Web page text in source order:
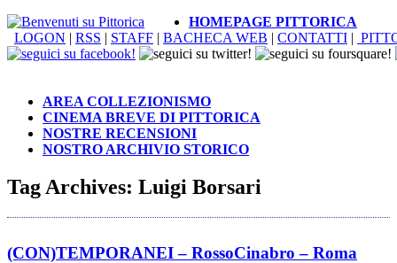
LOGON | RSS | STAFF | BACHECA WEB | CONTATTI |
HOMEPAGE PITTORICA
AREA COLLEZIONISMO
CINEMA BREVE DI PITTORICA
NOSTRE RECENSIONI
NOSTRO ARCHIVIO STORICO
Tag Archives: Luigi Borsari
(CON)TEMPORANEI – RossoCinabro – Roma